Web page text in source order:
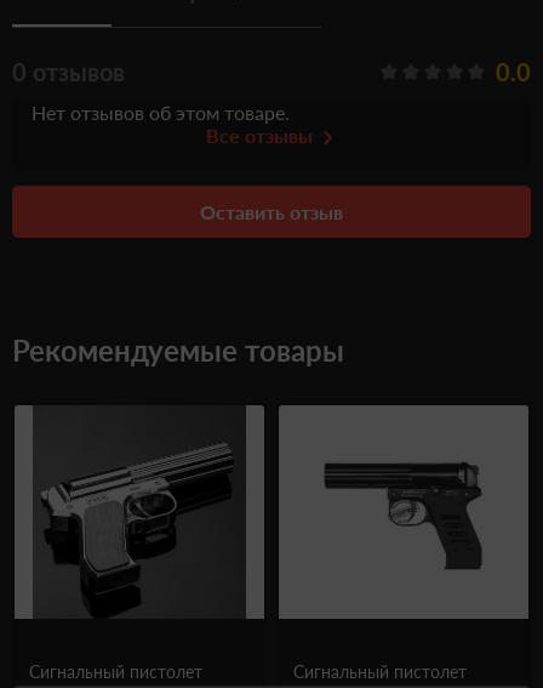
0 отзывов 0.0
Нет отзывов об этом товаре.
Все отзывы
Оставить отзыв
Рекомендуемые товары
Сигнальный пистолет
Сигнальный пистолет